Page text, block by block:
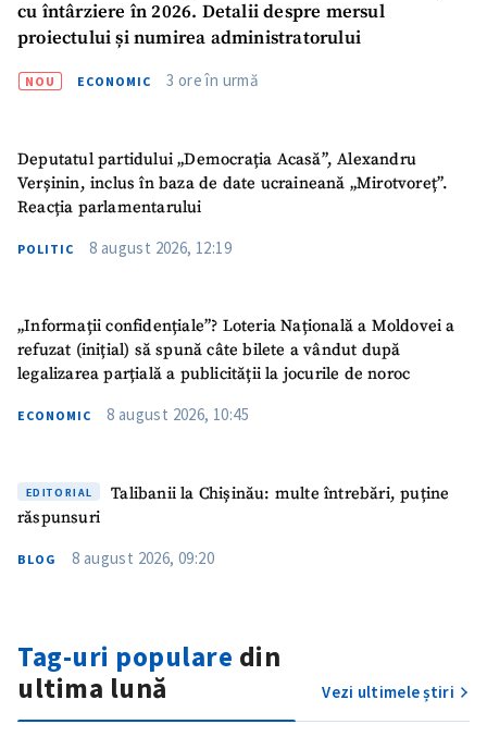
cu întârziere în 2026. Detalii despre mersul
proiectului și numirea administratorului
NOU ECONOMIC 3 ore în urmă
Deputatul partidului „Democrația Acasă”, Alexandru
Verșinin, inclus în baza de date ucraineană „Mirotvoreț”.
Reacția parlamentarului
POLITIC 8 august 2026, 12:19
„Informații confidențiale”? Loteria Națională a Moldovei a
refuzat (inițial) să spună câte bilete a vândut după
legalizarea parțială a publicității la jocurile de noroc
ECONOMIC 8 august 2026, 10:45
EDITORIAL
Talibanii la Chișinău: multe întrebări, puține
răspunsuri
BLOG 8 august 2026, 09:20
Tag-uri populare din
ultima lună
Vezi ultimele știri